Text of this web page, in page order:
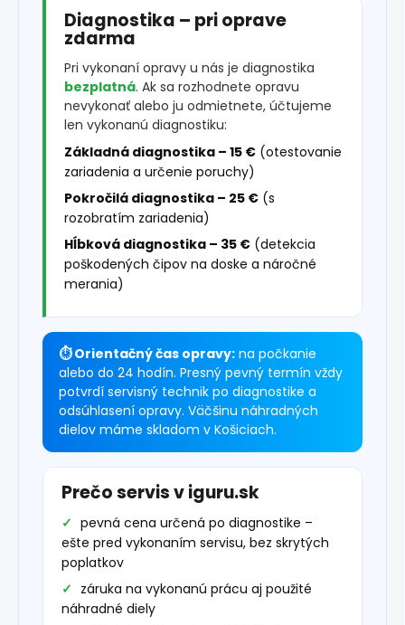
Diagnostika – pri oprave
zdarma
Pri vykonaní opravy u nás je diagnostika
bezplatná. Ak sa rozhodnete opravu
nevykonať alebo ju odmietnete, účtujeme
len vykonanú diagnostiku:
Základná diagnostika – 15 € (otestovanie
zariadenia a určenie poruchy)
Pokročilá diagnostika – 25 € (s
rozobratím zariadenia)
Hĺbková diagnostika – 35 € (detekcia
poškodených čipov na doske a náročné
merania)
⏱ Orientačný čas opravy: na počkanie
alebo do 24 hodín. Presný pevný termín vždy
potvrdí servisný technik po diagnostike a
odsúhlasení opravy. Väčšinu náhradných
dielov máme skladom v Košiciach.
Prečo servis v iguru.sk
pevná cena určená po diagnostike –
ešte pred vykonaním servisu, bez skrytých
poplatkov
záruka na vykonanú prácu aj použité
náhradné diely